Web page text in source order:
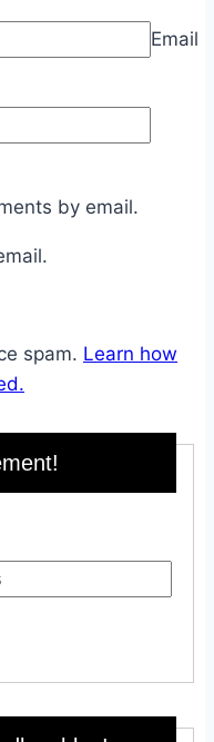
Email
by email.
spam. Learn how